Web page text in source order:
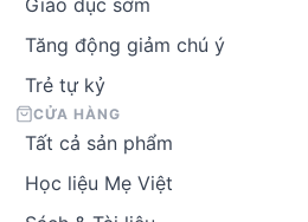
Giáo dục sớm
Tăng động giảm chú ý
Trẻ tự kỷ
CỬA HÀNG
Tất cả sản phẩm
Học liệu Mẹ Việt